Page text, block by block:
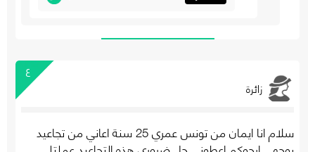
٤
زائرة
سلام انا ايمان من تونس عمري 25 سنة اعاني من تجاعيد